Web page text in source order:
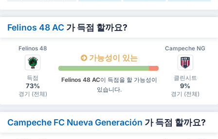
Felinos 48 AC 가 득점 할까요?
Felinos 48 Campeche NG
득점
73%
경기 (전체)
가능성이 있는
Felinos 48 AC이 득점을 할 가능성이
있습니다.
클린시트
9%
경기 (전체)
Campeche FC Nueva Generación 가 득점 할까요?